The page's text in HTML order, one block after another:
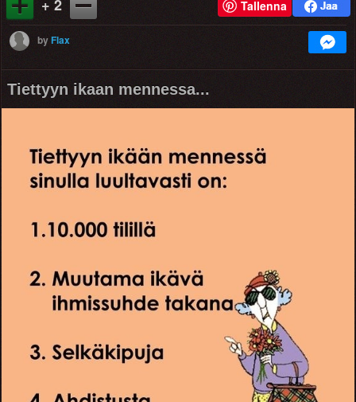
+ 2 Tallenna
byFlax
Tiettyyn ikaan mennessa...